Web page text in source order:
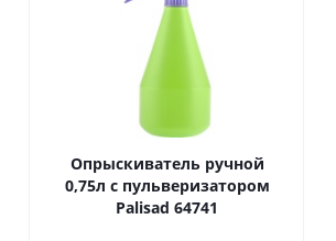
Опрыскиватель ручной
0,75л с пульверизатором
Palisad 64741